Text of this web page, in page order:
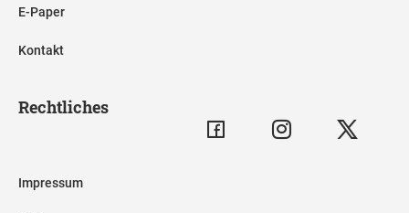
E-Paper
Kontakt
Rechtliches
Impressum